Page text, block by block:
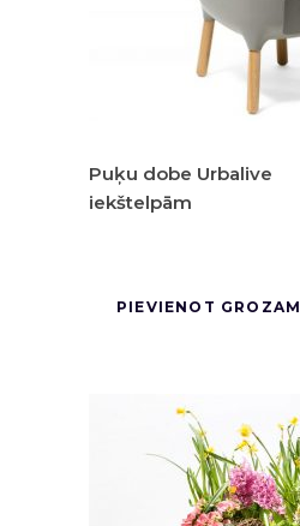
Puķu dobe Urbalive
iekštelpām
PIEVIENOT GROZAM